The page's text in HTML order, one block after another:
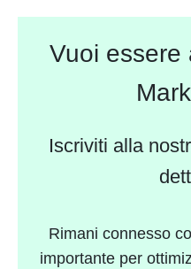
Vuoi essere
Iscriviti alla
Rimani connesso
importante per